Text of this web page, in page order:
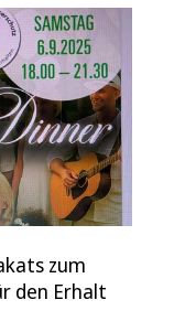
zum
den Erhalt